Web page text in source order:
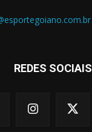
REDES SOCIAIS